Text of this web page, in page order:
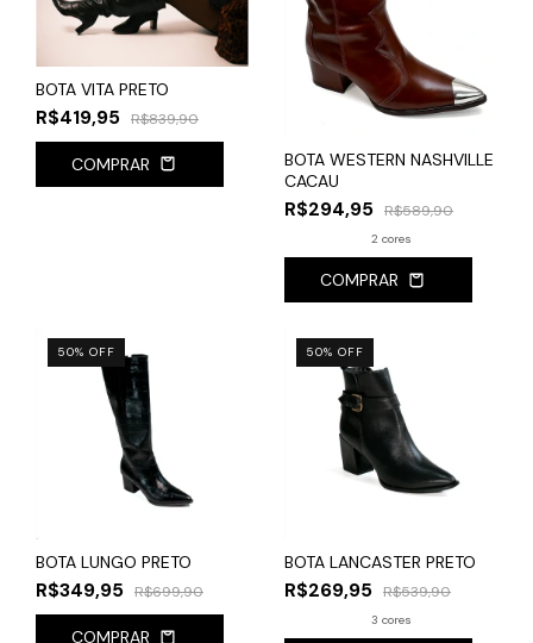
BOTA VITA PRETO
R$419,95 R$839,90
COMPRAR
BOTA WESTERN NASHVILLE
CACAU
R$294,95 R$589,90
2 cores
COMPRAR
50% OFF
BOTA LUNGO PRETO
R$349,95 R$699,90
COMPRAR
50% OFF
BOTA LANCASTER PRETO
R$269,95 R$539,90
3 cores